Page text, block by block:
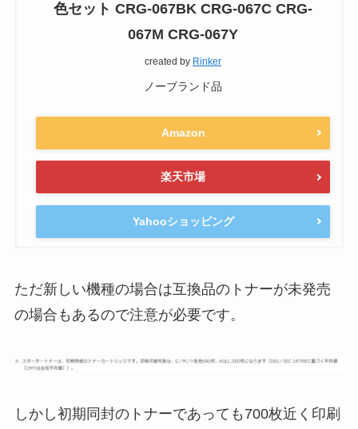
色セット CRG-067BK CRG-067C CRG-
067M CRG-067Y
created by Rinker
ノーブランド品
Amazon
楽天市場
Yahooショッピング
ただ新しい機種の場合は互換品のトナーが未発売
の場合もあるので注意が必要です。
しかし初期同封のトナーであっても700枚近く印刷